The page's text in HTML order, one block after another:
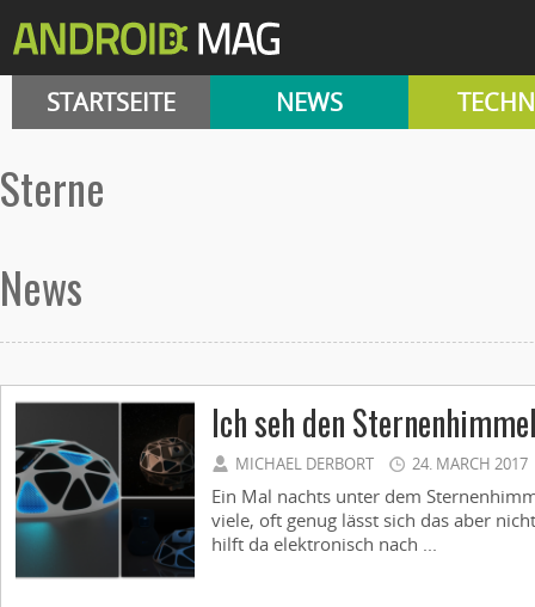
STARTSEITE NEWS
Sterne
News
Ich seh den
MICHAEL DERBORT 24. MARCH 2017
Ein Mal nachts unter dem
viele, oft genug lässt sich das aber
hilft da elektronisch nach ...